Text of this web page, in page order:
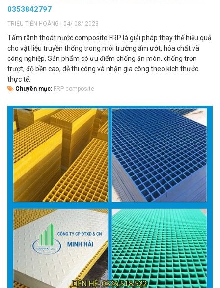
0353842797
TRIỆU TIẾN HOÀNG | 04/ 08/ 2023
Tấm rãnh thoát nước composite FRP là giải pháp thay thế hiệu quả
cho vật liệu truyền thống trong môi trường ẩm ướt, hóa chất và
công nghiệp. Sản phẩm có ưu điểm chống ăn mòn, chống trơn
trượt, độ bền cao, dễ thi công và nhận gia công theo kích thước
thực tế.
Chuyên mục: FRP composite